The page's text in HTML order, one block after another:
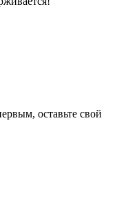
оставьте свой